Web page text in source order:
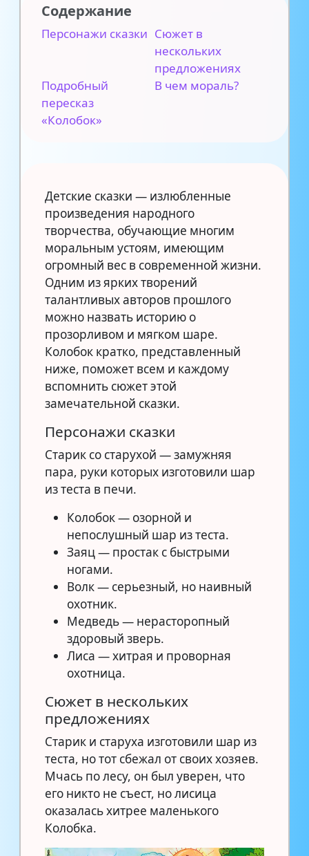
Содержание
Персонажи сказки Сюжет в
нескольких
предложениях
Подробный
пересказ
«Колобок»
В чем мораль?
Детские сказки — излюбленные
произведения народного
творчества, обучающие многим
моральным устоям, имеющим
огромный вес в современной жизни.
Одним из ярких творений
талантливых авторов прошлого
можно назвать историю о
прозорливом и мягком шаре.
Колобок кратко, представленный
ниже, поможет всем и каждому
вспомнить сюжет этой
замечательной сказки.
Персонажи сказки
Старик со старухой — замужняя
пара, руки которых изготовили шар
из теста в печи.
Колобок — озорной и
непослушный шар из теста.
Заяц — простак с быстрыми
ногами.
Волк — серьезный, но наивный
охотник.
Медведь — нерасторопный
здоровый зверь.
Лиса — хитрая и проворная
охотница.
Сюжет в нескольких
предложениях
Старик и старуха изготовили шар из
теста, но тот сбежал от своих хозяев.
Мчась по лесу, он был уверен, что
его никто не съест, но лисица
оказалась хитрее маленького
Колобка.